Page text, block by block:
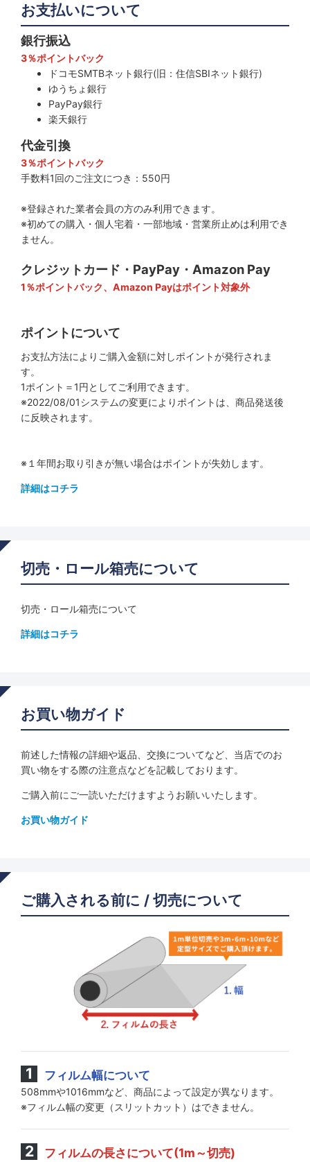
お支払いについて
銀行振込
3％ポイントバック
ドコモSMTBネット銀行(旧：住信SBIネット銀行)
ゆうちょ銀行
PayPay銀行
楽天銀行
代金引換
3％ポイントバック
手数料1回のご注文につき：550円
※登録された業者会員の方のみ利用できます。
※初めての購入・個人宅着・一部地域・営業所止めは利用でき
ません。
クレジットカード・PayPay・Amazon Pay
1％ポイントバック、Amazon Payはポイント対象外
ポイントについて
お支払方法によりご購入金額に対しポイントが発行されま
す。
1ポイント＝1円としてご利用できます。
※2022/08/01システムの変更によりポイントは、商品発送後
に反映されます。
※１年間お取り引きが無い場合はポイントが失効します。
詳細はコチラ
切売・ロール箱売について
切売・ロール箱売について
詳細はコチラ
お買い物ガイド
前述した情報の詳細や返品、交換についてなど、当店でのお
買い物をする際の注意点などを記載しております。
ご購入前にご一読いただけますようお願いいたします。
お買い物ガイド
ご購入される前に / 切売について
フィルム幅について
508mmや1016mmなど、商品によって設定が異なります。
※フィルム幅の変更（スリットカット）はできません。
フィルムの長さについて(1m～切売)